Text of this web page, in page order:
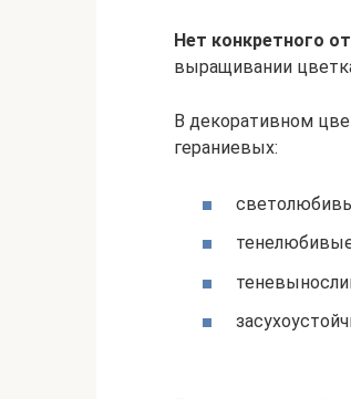
Нет конкретного
выращивании
В декоративном
гераниевых: